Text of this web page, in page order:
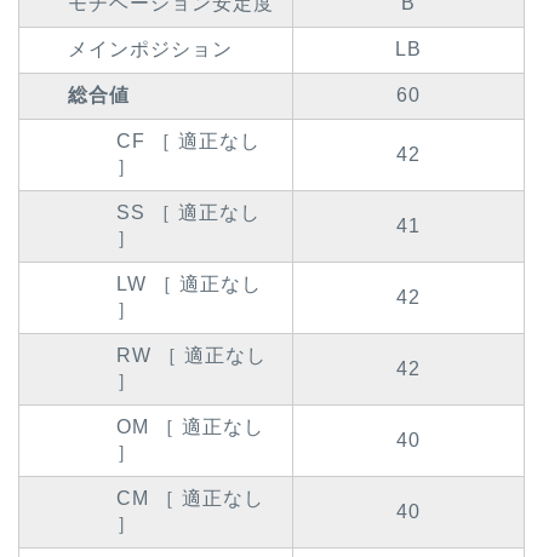
メインポジション LB
総合値 60
CF ［ 適正なし
］
42
SS ［ 適正なし
］
41
LW ［ 適正なし
］
42
RW ［ 適正なし
］
42
OM ［ 適正なし
］
40
CM ［ 適正なし
］
40